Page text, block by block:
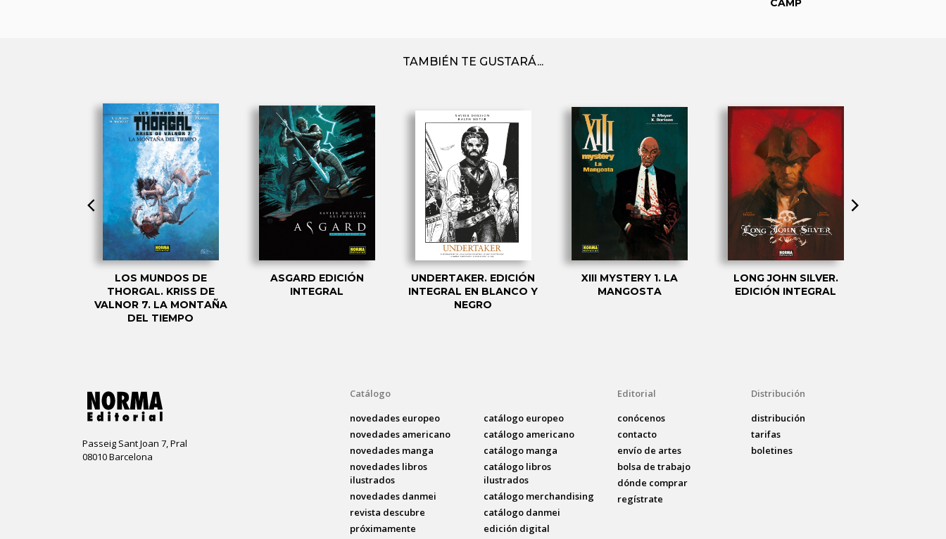
CAMP
TAMBIÉN TE GUSTARÁ...
LOS MUNDOS DE
THORGAL. KRISS DE
VALNOR 7. LA MONTAÑA
DEL TIEMPO
ASGARD EDICIÓN
INTEGRAL
UNDERTAKER. EDICIÓN
INTEGRAL EN BLANCO Y
NEGRO
XIII MYSTERY 1. LA
MANGOSTA
LONG JOHN SILVER.
EDICIÓN INTEGRAL
Passeig Sant Joan 7, Pral
08010 Barcelona
Catálogo
novedades europeo
novedades americano
novedades manga
novedades libros
ilustrados
novedades danmei
revista descubre
próximamente
catálogo europeo
catálogo americano
catálogo manga
catálogo libros
ilustrados
catálogo merchandising
catálogo danmei
edición digital
Editorial
conócenos
contacto
envío de artes
bolsa de trabajo
dónde comprar
regístrate
Distribución
distribución
tarifas
boletines